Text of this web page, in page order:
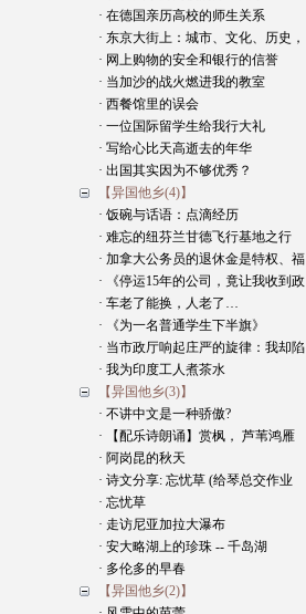
· 在德国亲历高校的师生关系
· 东京大街上：城市、文化、历史，
· 网上购物的安全和银行的信誉
· 当加沙的战火燃进我的教室
· 西餐馆里的误会
· 一位国际留学生给我行大礼
· 写给心比天高逝去的年华
· 出国其实因为不够优秀？
【异国他乡(4)】
· 饭碗与话语：点滴经历
· 难忘的纽芬兰甘德飞行基地之行
· 加拿大公务员的退休金是特权、福
· 《停运15年的公司，竟让我收到政
· 车老了能换，人老了…
· 《为一名普通学生下半旗》
· 当市政厅响起庄严的旋律：我却陷
· 我为印度工人煮茶水
【异国他乡(3)】
· 不讲中文是一种骄傲?
· 【配乐诗朗诵】赏枫， 芦苇鸿雁
· 阿岗昆的秋天
· 诗文分享: 忘忧草 (给琴总交作业
· 忘忧草
· 走访尼亚加拉大瀑布
· 安大略湖上的珍珠 -- 千岛湖
· 多伦多的早春
【异国他乡(2)】